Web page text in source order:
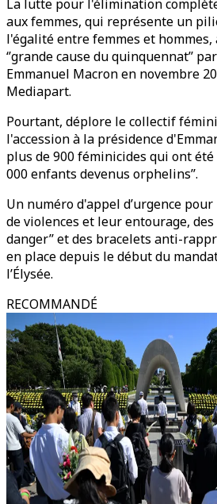
La lutte pour l'élimination
aux femmes, qui représente un
l'égalité entre femmes et hommes,
‘’grande cause du quinquennat’’
Emmanuel Macron en novembre
Mediapart.
Pourtant, déplore le collectif
l'accession à la présidence
plus de 900 féminicides qui ont été
000 enfants devenus orphelins’’.
Un numéro d'appel d’urgence
de violences et leur entourage, des
danger’’ et des bracelets anti-
en place depuis le début du
l’Élysée.
RECOMMANDÉ